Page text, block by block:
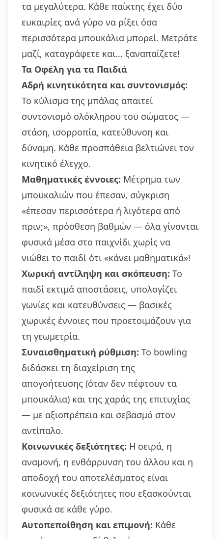
τα μεγαλύτερα. Κάθε παίκτης έχει δύο
ευκαιρίες ανά γύρο να ρίξει όσα
περισσότερα μπουκάλια μπορεί. Μετράτε
μαζί, καταγράφετε και... ξαναπαίζετε!
Τα Οφέλη για τα Παιδιά
Αδρή κινητικότητα και συντονισμός:
Το κύλισμα της μπάλας απαιτεί
συντονισμό ολόκληρου του σώματος —
στάση, ισορροπία, κατεύθυνση και
δύναμη. Κάθε προσπάθεια βελτιώνει τον
κινητικό έλεγχο.
Μαθηματικές έννοιες: Μέτρημα των
μπουκαλιών που έπεσαν, σύγκριση
«έπεσαν περισσότερα ή λιγότερα από
πριν;», πρόσθεση βαθμών — όλα γίνονται
φυσικά μέσα στο παιχνίδι χωρίς να
νιώθει το παιδί ότι «κάνει μαθηματικά»!
Χωρική αντίληψη και σκόπευση: Το
παιδί εκτιμά αποστάσεις, υπολογίζει
γωνίες και κατευθύνσεις — βασικές
χωρικές έννοιες που προετοιμάζουν για
τη γεωμετρία.
Συναισθηματική ρύθμιση: Το bowling
διδάσκει τη διαχείριση της
απογοήτευσης (όταν δεν πέφτουν τα
μπουκάλια) και της χαράς της επιτυχίας
— με αξιοπρέπεια και σεβασμό στον
αντίπαλο.
Κοινωνικές δεξιότητες: Η σειρά, η
αναμονή, η ενθάρρυνση του άλλου και η
αποδοχή του αποτελέσματος είναι
κοινωνικές δεξιότητες που εξασκούνται
φυσικά σε κάθε γύρο.
Αυτοπεποίθηση και επιμονή: Κάθε